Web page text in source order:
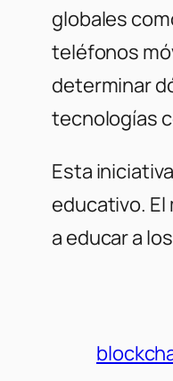
globales
teléfonos
determinar
tecnologías
Esta
educativo. El
a educar a